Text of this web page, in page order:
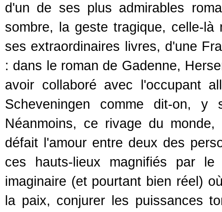
d'un de ses plus admirables
sombre, la geste tragique, celle-
ses extraordinaires livres, d'une
: dans le roman de Gadenne,
avoir collaboré avec l'occupant
Scheveningen comme dit-on,
Néanmoins, ce rivage du
défait l'amour entre deux des
ces hauts-lieux magnifiés par
imaginaire (et pourtant bien réel)
la paix, conjurer les puissances